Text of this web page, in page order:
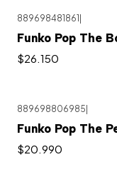
889698481861|
Funko Pop The
$26.150
889698806985
Funko Pop The
$20.990